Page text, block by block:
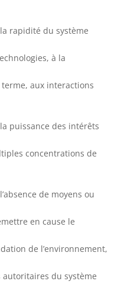
rapidité du système
à la
aux interactions
puissance des intérêts
concentrations de
de moyens ou
en cause le
de l’environnement,
autoritaires du système